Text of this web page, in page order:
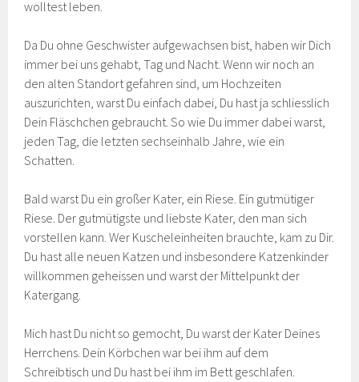
wolltest leben.
Da Du ohne Geschwister aufgewachsen bist, haben wir Dich
immer bei uns gehabt, Tag und Nacht. Wenn wir noch an
den alten Standort gefahren sind, um Hochzeiten
auszurichten, warst Du einfach dabei, Du hast ja schliesslich
Dein Fläschchen gebraucht. So wie Du immer dabei warst,
jeden Tag, die letzten sechseinhalb Jahre, wie ein
Schatten.
Bald warst Du ein großer Kater, ein Riese. Ein gutmütiger
Riese. Der gutmütigste und liebste Kater, den man sich
vorstellen kann. Wer Kuscheleinheiten brauchte, kam zu Dir.
Du hast alle neuen Katzen und insbesondere Katzenkinder
willkommen geheissen und warst der Mittelpunkt der
Katergang.
Mich hast Du nicht so gemocht, Du warst der Kater Deines
Herrchens. Dein Körbchen war bei ihm auf dem
Schreibtisch und Du hast bei ihm im Bett geschlafen.